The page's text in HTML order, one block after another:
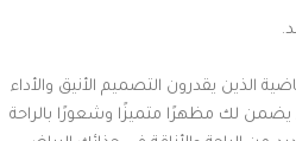
الذين يقدرون التصميم الأنيق والأداء
يضمن لك مظهرًا متميزًا وشعورًا بالراحة